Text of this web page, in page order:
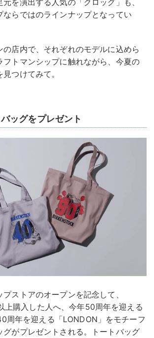
を演出する人気の「クロッグ」も、
ならではのラインナップとなってい
の店内で、それぞれのモデルに込めら
フトマンシップに触れながら、今夏の
つけてみて。
ッグをプレゼント
ストアのオープンを記念して、
購入した人へ、今年50周年を迎える
周年を迎える「LONDON」をモチーフ
グがプレゼントされる。トートバッグ